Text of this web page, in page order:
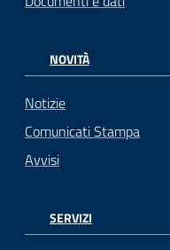
NOVITÀ
Notizie
Comunicati Stampa
Avvisi
SERVIZI